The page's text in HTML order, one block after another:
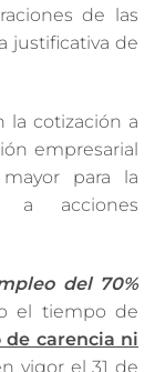
de las
justificativa de
la cotización a
empresarial
para la
a acciones
del 70%
el tiempo de
de carencia ni
vigor el 31 de